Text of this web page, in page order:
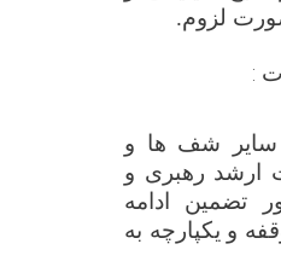
لزوم.
:
سایر شف ها و
ارشد رهبری و
تضمین ادامه
و یکپارچه به